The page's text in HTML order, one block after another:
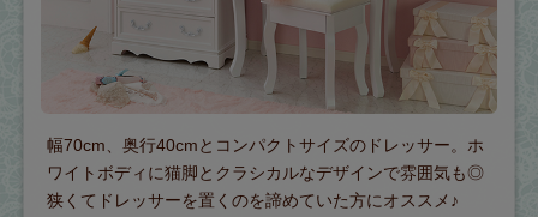
幅70cm、奥行40cmとコンパクトサイズのドレッサー。ホ
ワイトボディに猫脚とクラシカルなデザインで雰囲気も◎
狭くてドレッサーを置くのを諦めていた方にオススメ♪